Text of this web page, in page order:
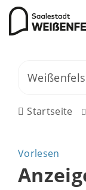
Startseite
Vorlesen